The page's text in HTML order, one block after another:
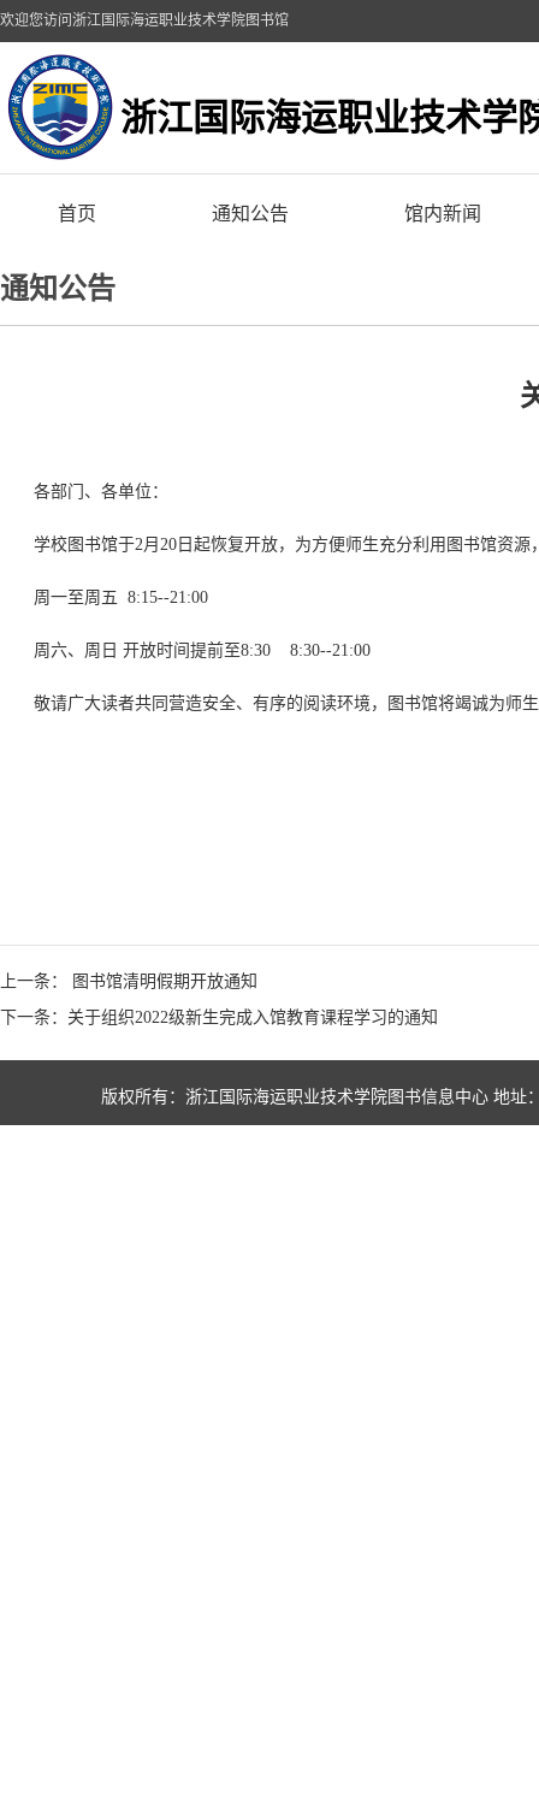
欢迎您访问浙江国际海运职业技术学院图书馆
浙江国际海运职业技术学
首页 通知公告 馆内新闻
通知公告
各部门、各单位：
学校图书馆于2月20日起恢复开放，为方便师生充分利用图书馆资
周一至周五 8:15--21:00
周六、周日 开放时间提前至8:30 8:30--21:00
敬请广大读者共同营造安全、有序的阅读环境，图书馆将竭诚为师
上一条： 图书馆清明假期开放通知
下一条：关于组织2022级新生完成入馆教育课程学习的通知
版权所有：浙江国际海运职业技术学院图书信息中心 地